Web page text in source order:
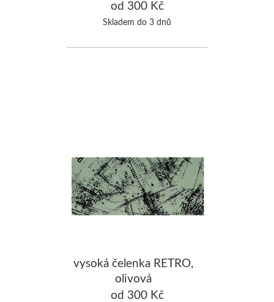
od 300 Kč
Skladem do 3 dnů
vysoká čelenka RETRO,
olivová
od 300 Kč